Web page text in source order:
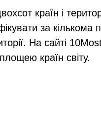
країн і
за кількома
На сайті
країн світу.